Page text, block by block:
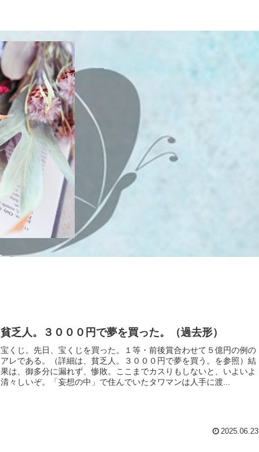
貧乏人。３０００円で夢を買った。（過去形）
宝くじ。先日、宝くじを買った。１等・前後賞合わせて５億円の例の
アレである。（詳細は、貧乏人。３０００円で夢を買う。を参照）結
果は、御多分に漏れず、惨敗。ここまでカスりもしないと、いよいよ
清々しいぞ。「妄想の中」で住んでいたタワマンは人手に渡...
2025.06.23